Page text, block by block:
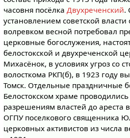
часовня посёлка Двухреченский.
установлением советской
волревком весной потребовал
церковные богослужения,
белостокской и двухреченской
Михасёнок, в условиях угроз со
волосткома РКП(б), в 1923 году
Томск. Отдельные праздничные
Белостокском храме
разрешениям властей до ареста
ОГПУ поселкового священника
церковных активистов из числа